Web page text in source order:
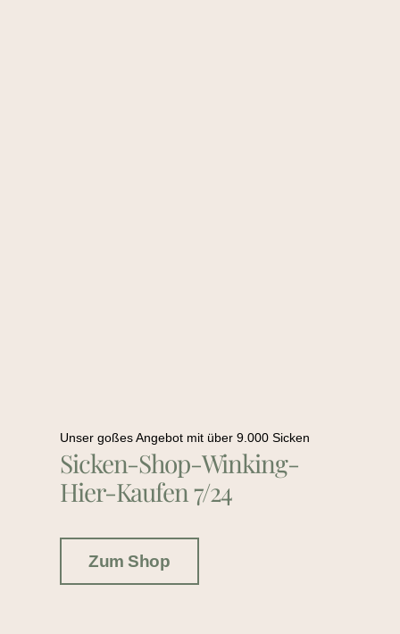
Unser goßes Angebot mit über 9.000 Sicken
Sicken-Shop-Winking-
Hier-Kaufen 7/24
Zum Shop